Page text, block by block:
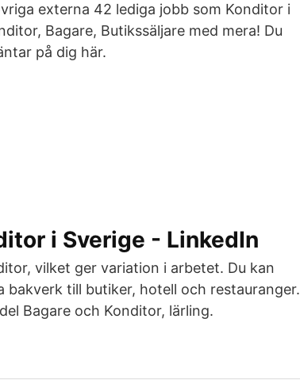
externa 42 lediga jobb som Konditor i
Bagare, Butikssäljare med mera! Du
på dig här.
i Sverige - LinkedIn
vilket ger variation i arbetet. Du kan
bakverk till butiker, hotell och restauranger.
Bagare och Konditor, lärling.